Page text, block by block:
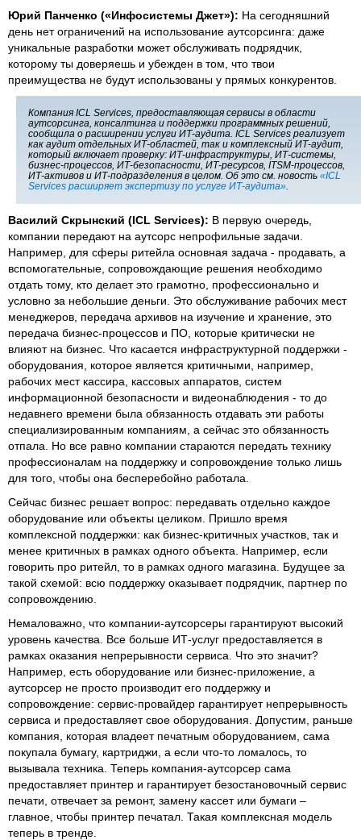
Юрий Панченко («Инфосистемы Джет»): На сегодняшний
день нет ограничений на использование аутсорсинга: даже
уникальные разработки может обслуживать подрядчик,
которому ты доверяешь и убежден в том, что твои
преимущества не будут использованы у прямых конкурентов.
Компания ICL Services, предоставляющая сервисы в области
аутсорсинга, консалтинга и поддержки программных решений,
сообщила о расширении услуги ИТ-аудита. ICL Services реализует
как аудит отдельных ИТ-областей, так и комплексный ИТ-аудит,
который включает проверку: ИТ-инфраструктуры, ИТ-системы,
бизнес-процессов, ИТ-безопасности, ИТ-ресурсов, ITSM-процессов,
ИТ-активов и ИТ-подразделения в целом. Об это см. новость «ICL
Services расширяет экспертизу по услуге ИТ-аудита»
Василий Скрынский (ICL Services): В первую очередь,
компании передают на аутсорс непрофильные задачи.
Например, для сферы ритейла основная задача - продавать, а
вспомогательные, сопровождающие решения необходимо
отдать тому, кто делает это грамотно, профессионально и
условно за небольшие деньги. Это обслуживание рабочих мест
менеджеров, передача архивов на изучение и хранение, это
передача бизнес-процессов и ПО, которые критически не
влияют на бизнес. Что касается инфраструктурной поддержки -
оборудования, которое является критичными, например,
рабочих мест кассира, кассовых аппаратов, систем
информационной безопасности и видеонаблюдения - то до
недавнего времени была обязанность отдавать эти работы
специализированным компаниям, а сейчас это обязанность
отпала. Но все равно компании стараются передать технику
профессионалам на поддержку и сопровождение только лишь
для того, чтобы она бесперебойно работала.
Сейчас бизнес решает вопрос: передавать отдельно каждое
оборудование или объекты целиком. Пришло время
комплексной поддержки: как бизнес-критичных участков, так и
менее критичных в рамках одного объекта. Например, если
говорить про ритейл, то в рамках одного магазина. Будущее за
такой схемой: всю поддержку оказывает подрядчик, партнер по
сопровождению.
Немаловажно, что компании-аутсорсеры гарантируют высокий
уровень качества. Все больше ИТ-услуг предоставляется в
рамках оказания непрерывности сервиса. Что это значит?
Например, есть оборудование или бизнес-приложение, а
аутсорсер не просто производит его поддержку и
сопровождение: сервис-провайдер гарантирует непрерывность
сервиса и предоставляет свое оборудования. Допустим, раньше
компания, которая владеет печатным оборудованием, сама
покупала бумагу, картриджи, а если что-то ломалось, то
вызывала техника. Теперь компания-аутсорсер сама
предоставляет принтер и гарантирует безостановочный сервис
печати, отвечает за ремонт, замену кассет или бумаги –
главное, чтобы принтер печатал. Такая комплексная модель
теперь в тренде.